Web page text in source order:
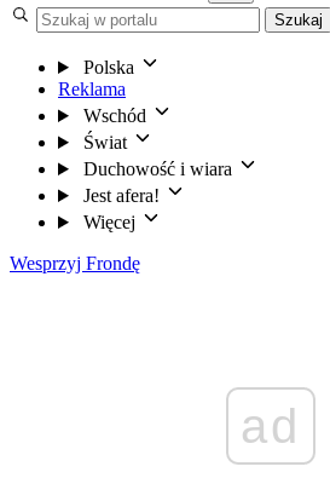
Szukaj
Polska
Reklama
Wschód
Świat
Duchowość i wiara
Jest afera!
Więcej
Wesprzyj Frondę
ad